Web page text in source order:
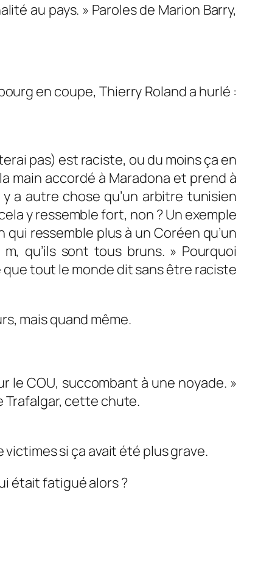
au pays. » Paroles de Marion Barry,
en coupe, Thierry Roland a hurlé :
pas) est raciste, ou du moins ça en
main accordé à Maradona et prend à
a autre chose qu’un arbitre tunisien
y ressemble fort, non ? Un exemple
qui ressemble plus à un Coréen qu’un
qu’ils sont tous bruns. » Pourquoi
tout le monde dit sans être raciste
mais quand même.
le COU, succombant à une noyade. »
Trafalgar, cette chute.
victimes si ça avait été plus grave.
était fatigué alors ?